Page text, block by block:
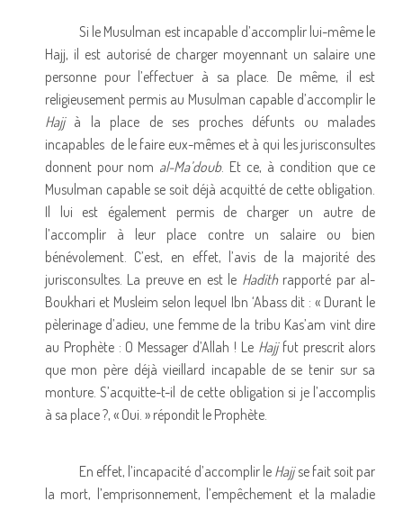
Si le Musulman est incapable d’accomplir lui-même le
Hajj, il est autorisé de charger moyennant un salaire une
personne pour l’effectuer à sa place. De même, il est
religieusement permis au Musulman capable d’accomplir le
Hajjà la place de ses proches défunts ou malades
incapables de le faire eux-mêmes et à qui les jurisconsultes
donnent pour nom al-Ma’doub. Et ce, à condition que ce
Musulman capable se soit déjà acquitté de cette obligation.
Il lui est également permis de charger un autre de
l’accomplir à leur place contre un salaire ou bien
bénévolement. C’est, en effet, l’avis de la majorité des
jurisconsultes. La preuve en est le Hadithrapporté par al-
Boukhari et Musleim selon lequel Ibn ‘Abass dit : « Durant le
pèlerinage d’adieu, une femme de la tribu Kas’am vint dire
au Prophète : O Messager d’Allah ! Le Hajjfut prescrit alors
que mon père déjà vieillard incapable de se tenir sur sa
monture. S’acquitte-t-il de cette obligation si je l’accomplis
à sa place ?, « Oui. » répondit le Prophète.
En effet, l’incapacité d’accomplir le Hajjse fait soit par
la mort, l’emprisonnement, l’empêchement et la maladie